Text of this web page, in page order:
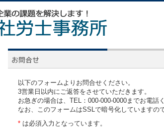
以下のフォームよりお問合せください。
3営業日以内にご返答をさせていただきます。
お急ぎの場合は、TEL：000-000-0000までお電話
なお、このフォームはSSLで暗号化していますの
* は必須入力となっています。